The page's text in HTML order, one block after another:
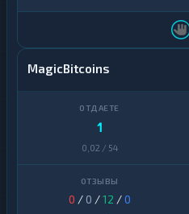
MagicBitcoins
1
0,02 / 54
0 / 0 /12 /0